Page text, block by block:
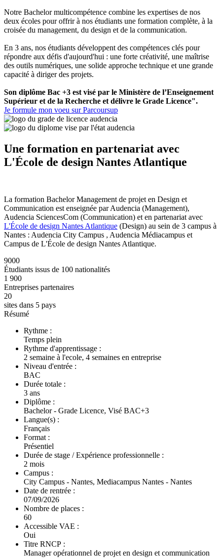
Notre Bachelor multicompétence combine les expertises de nos
deux écoles pour offrir à nos étudiants une formation complète, à la
croisée du management, du design et de la communication.
En 3 ans, nos étudiants développent des compétences clés pour
répondre aux défis d'aujourd'hui : une forte créativité, une maîtrise
des outils numériques, une solide approche technique et une grande
capacité à diriger des projets.
Son diplôme Bac +3 est visé par le Ministère de l’Enseignement
Supérieur et de la Recherche et délivre le Grade Licence".
Je formule mon voeu sur Parcoursup
Une formation en partenariat avec
L'École de design Nantes Atlantique
La formation Bachelor Management de projet en Design et
Communication est enseignée par Audencia (Management),
Audencia SciencesCom (Communication) et en partenariat avec
L'École de design Nantes Atlantique (Design) au sein de 3 campus à
Nantes : Audencia City Campus , Audencia Médiacampus et
Campus de L'École de design Nantes Atlantique.
9000
Étudiants issus de 100 nationalités
1 900
Entreprises partenaires
20
sites dans 5 pays
Résumé
Rythme :
Temps plein
Rythme d'apprentissage :
2 semaine à l'ecole, 4 semaines en entreprise
Niveau d'entrée :
BAC
Durée totale :
3 ans
Diplôme :
Bachelor - Grade Licence, Visé BAC+3
Langue(s) :
Français
Format :
Présentiel
Durée de stage / Expérience professionnelle :
2 mois
Campus :
City Campus - Nantes, Mediacampus Nantes - Nantes
Date de rentrée :
07/09/2026
Nombre de places :
60
Accessible VAE :
Oui
Titre RNCP :
Manager opérationnel de projet en design et communication